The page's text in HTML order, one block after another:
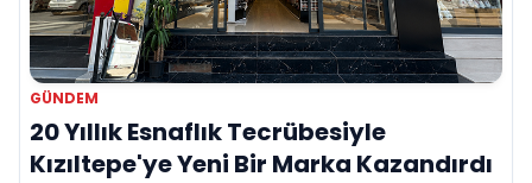
GÜNDEM
20 Yıllık Esnaflık Tecrübesiyle
Kızıltepe'ye Yeni Bir Marka Kazandırdı